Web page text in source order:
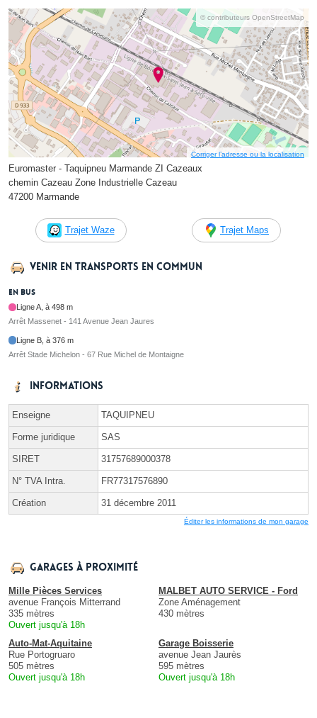
© contributeurs OpenStreetMap
Corriger l’adresse ou la localisation
Euromaster - Taquipneu Marmande ZI Cazeaux
chemin Cazeau Zone Industrielle Cazeau
47200 Marmande
Trajet Waze Trajet Maps
Venir en transports en commun
En bus
Ligne A, à 498 m
Arrêt Massenet - 141 Avenue Jean Jaures
Ligne B, à 376 m
Arrêt Stade Michelon - 67 Rue Michel de Montaigne
Informations
Enseigne TAQUIPNEU
Forme juridique SAS
SIRET 31757689000378
N° TVA Intra. FR77317576890
Création 31 décembre 2011
Éditer les informations de mon garage
Garages à proximité
Mille Pièces Services
avenue François Mitterrand
335 mètres
Ouvert jusqu'à 18h
MALBET AUTO SERVICE - Ford
Zone Aménagement
430 mètres
Auto-Mat-Aquitaine
Rue Portogruaro
505 mètres
Ouvert jusqu'à 18h
Garage Boisserie
avenue Jean Jaurès
595 mètres
Ouvert jusqu'à 18h